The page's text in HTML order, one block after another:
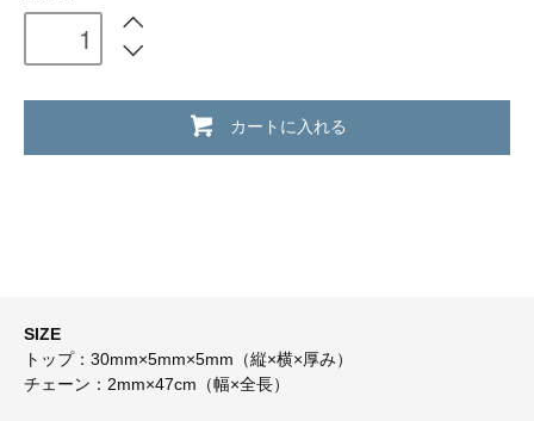
カートに入れる
SIZE
トップ：30mm×5mm×5mm（縦×横×厚み）
チェーン：2mm×47cm（幅×全長）